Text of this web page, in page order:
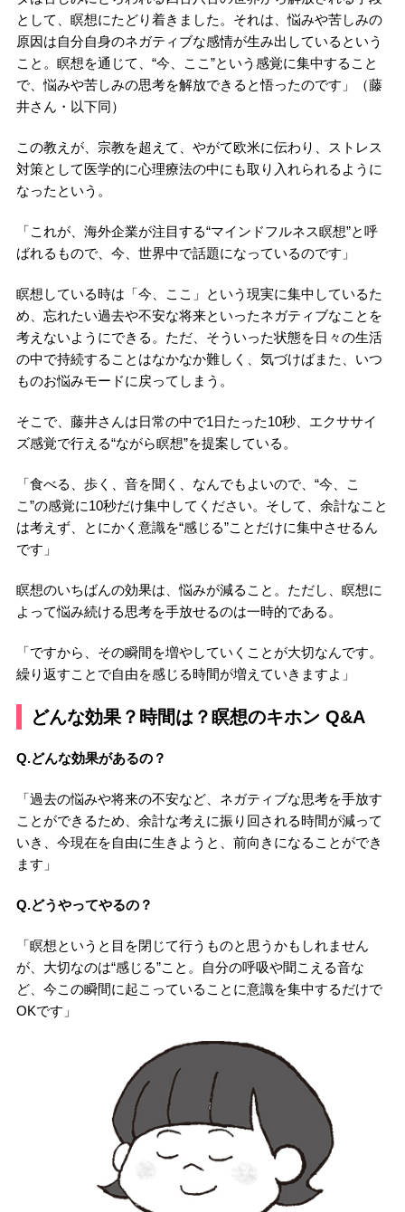
として、瞑想にたどり着きました。それは、悩みや苦しみの
原因は自分自身のネガティブな感情が生み出しているという
こと。瞑想を通じて、“今、ここ”という感覚に集中すること
で、悩みや苦しみの思考を解放できると悟ったのです」（藤
井さん・以下同）
この教えが、宗教を超えて、やがて欧米に伝わり、ストレス
対策として医学的に心理療法の中にも取り入れられるように
なったという。
「これが、海外企業が注目する“マインドフルネス瞑想”と呼
ばれるもので、今、世界中で話題になっているのです」
瞑想している時は「今、ここ」という現実に集中しているた
め、忘れたい過去や不安な将来といったネガティブなことを
考えないようにできる。ただ、そういった状態を日々の生活
の中で持続することはなかなか難しく、気づけばまた、いつ
ものお悩みモードに戻ってしまう。
そこで、藤井さんは日常の中で1日たった10秒、エクササイ
ズ感覚で行える“ながら瞑想”を提案している。
「食べる、歩く、音を聞く、なんでもよいので、“今、こ
こ”の感覚に10秒だけ集中してください。そして、余計なこと
は考えず、とにかく意識を“感じる”ことだけに集中させるん
です」
瞑想のいちばんの効果は、悩みが減ること。ただし、瞑想に
よって悩み続ける思考を手放せるのは一時的である。
「ですから、その瞬間を増やしていくことが大切なんです。
繰り返すことで自由を感じる時間が増えていきますよ」
どんな効果？時間は？瞑想のキホン Q&A
Q.どんな効果があるの？
「過去の悩みや将来の不安など、ネガティブな思考を手放す
ことができるため、余計な考えに振り回される時間が減って
いき、今現在を自由に生きようと、前向きになることができ
ます」
Q.どうやってやるの？
「瞑想というと目を閉じて行うものと思うかもしれません
が、大切なのは“感じる”こと。自分の呼吸や聞こえる音な
ど、今この瞬間に起こっていることに意識を集中するだけで
OKです」